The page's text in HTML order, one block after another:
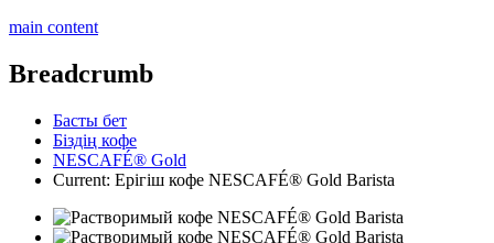
main content
Breadcrumb
Басты бет
Біздің кофе
NESCAFÉ® Gold
Current: Ерігіш кофе NESCAFÉ® Gold Barista